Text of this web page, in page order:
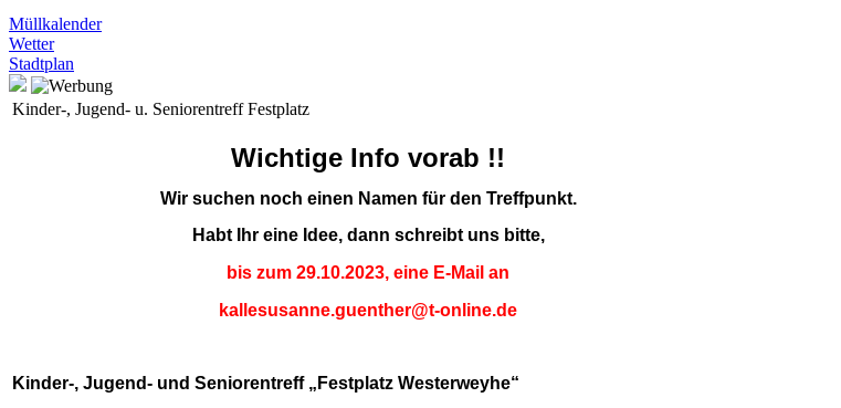
Müllkalender
Wetter
Stadtplan
Kinder-, Jugend- u. Seniorentreff Festplatz
Wichtige Info vorab !!
Wir suchen noch einen Namen für den Treffpunkt.
Habt Ihr eine Idee, dann schreibt uns bitte,
bis zum 29.10.2023, eine E-Mail an
kallesusanne.guenther@t-online.de
Kinder-, Jugend- und Seniorentreff „Festplatz Westerweyhe“